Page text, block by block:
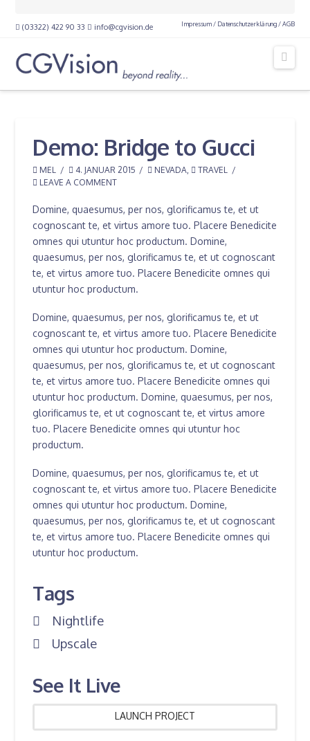
(03322) 422 90 33 info@cgvision.de Impressum / Datenschutzerklärung / AGB
Demo: Bridge to Gucci
MEL 4. JANUAR 2015 NEVADA,
TRAVEL
LEAVE A COMMENT
Domine, quaesumus, per nos, glorificamus te, et ut
cognoscant te, et virtus amore tuo. Placere Benedicite
omnes qui utuntur hoc productum. Domine,
quaesumus, per nos, glorificamus te, et ut cognoscant
te, et virtus amore tuo. Placere Benedicite omnes qui
utuntur hoc productum.
Domine, quaesumus, per nos, glorificamus te, et ut
cognoscant te, et virtus amore tuo. Placere Benedicite
omnes qui utuntur hoc productum. Domine,
quaesumus, per nos, glorificamus te, et ut cognoscant
te, et virtus amore tuo. Placere Benedicite omnes qui
utuntur hoc productum. Domine, quaesumus, per nos,
glorificamus te, et ut cognoscant te, et virtus amore
tuo. Placere Benedicite omnes qui utuntur hoc
productum.
Domine, quaesumus, per nos, glorificamus te, et ut
cognoscant te, et virtus amore tuo. Placere Benedicite
omnes qui utuntur hoc productum. Domine,
quaesumus, per nos, glorificamus te, et ut cognoscant
te, et virtus amore tuo. Placere Benedicite omnes qui
utuntur hoc productum.
Tags
Nightlife
Upscale
See It Live
LAUNCH PROJECT